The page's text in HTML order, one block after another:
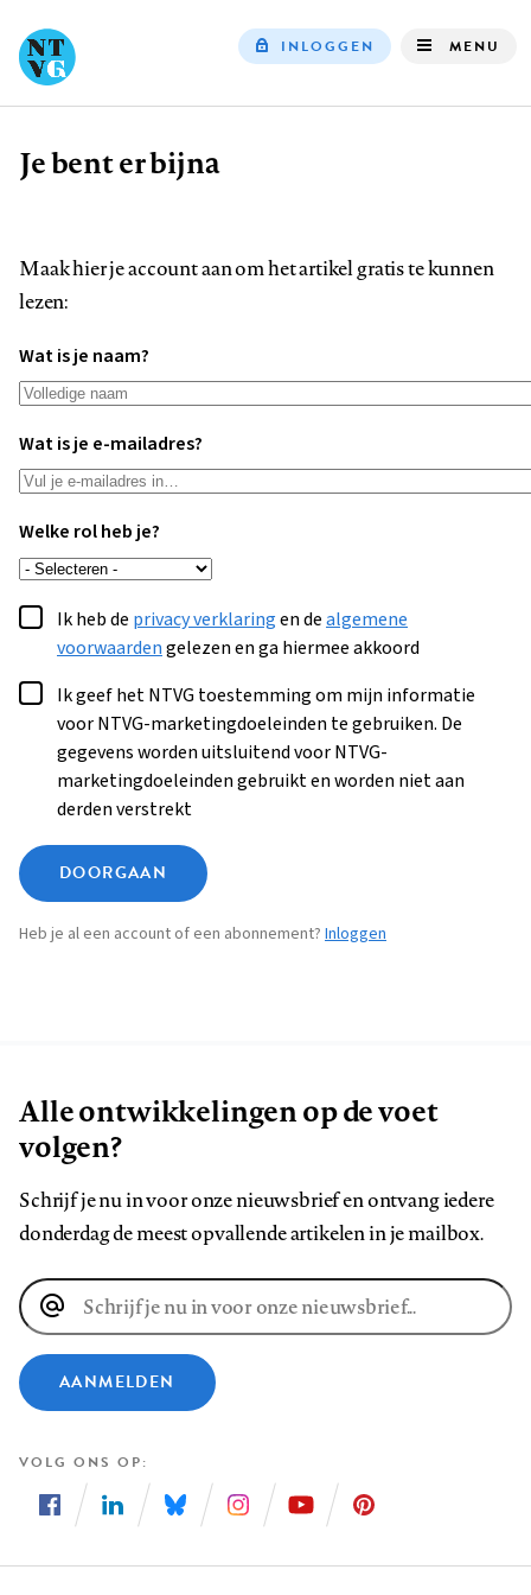
INLOGGEN MENU
Kruimelpad
Je bent er bijna
Maak hier je account aan om het artikel gratis te kunnen
lezen:
Wat is je naam?
Wat is je e-mailadres?
Welke rol heb je?
Ik heb de privacy verklaringen dealgemene
voorwaardengelezen en ga hiermee akkoord
Ik geef het NTVG toestemming om mijn informatie
voor NTVG-marketingdoeleinden te gebruiken. De
gegevens worden uitsluitend voor NTVG-
marketingdoeleinden gebruikt en worden niet aan
derden verstrekt
DOORGAAN
Heb je al een account of een abonnement? Inloggen
Alle ontwikkelingen op de voet
volgen?
Schrijf je nu in voor onze nieuwsbrief en ontvang iedere
donderdag de meest opvallende artikelen in je mailbox.
E-
mailadres
AANMELDEN
VOLG ONS OP
ons
ons
ons
ons
ons
ons